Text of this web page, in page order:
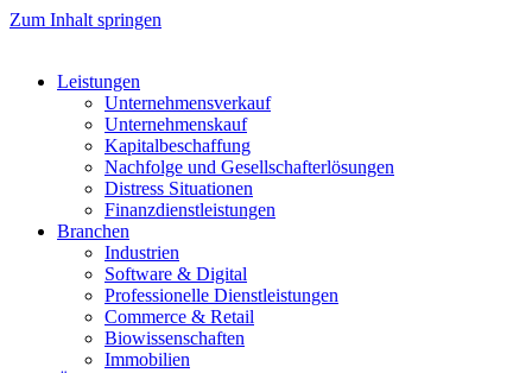
Zum Inhalt springen
Leistungen
Unternehmensverkauf
Unternehmenskauf
Kapitalbeschaffung
Nachfolge und Gesellschafterlösungen
Distress Situationen
Finanzdienstleistungen
Branchen
Industrien
Software & Digital
Professionelle Dienstleistungen
Commerce & Retail
Biowissenschaften
Immobilien